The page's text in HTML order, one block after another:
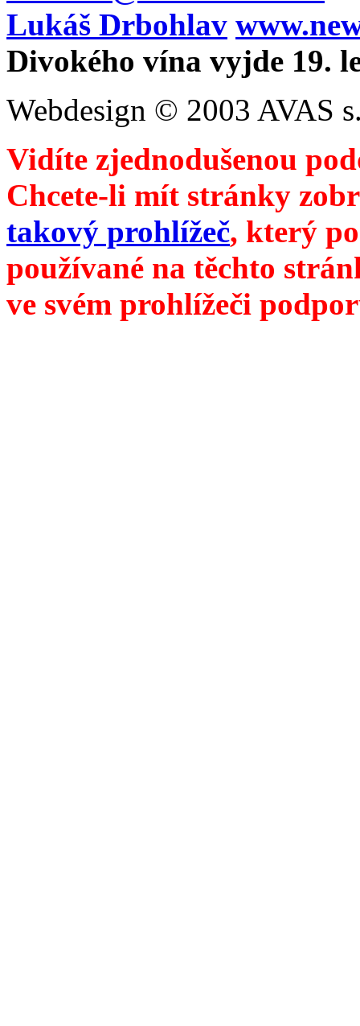
Lukáš Drbohlav
Divokého vína vyjde 19.
Webdesign © 2003 AVAS
Vidíte zjednodušenou
Chcete-li mít stránky
takový prohlížeč, který
používané na těchto
ve svém prohlížeči